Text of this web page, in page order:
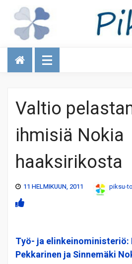
Talous
Valtio
ihmisiä Nokia
haaksirikosta
11 HELMIKUUN, 2011 piksu-
Työ- ja
Pekkarinen ja Sinnemäki